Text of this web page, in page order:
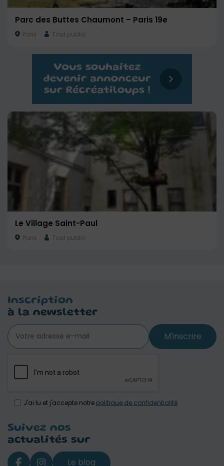
Parc des Buttes Chaumont – Paris 19e
Paris Tout public
Le Village Saint-Paul
Paris Tout public
Inscription
à la newsletter
M'inscrire
J'ai lu et j'accepte notre politique de confidentialité
Suivez nos
actualités sur
Le blog